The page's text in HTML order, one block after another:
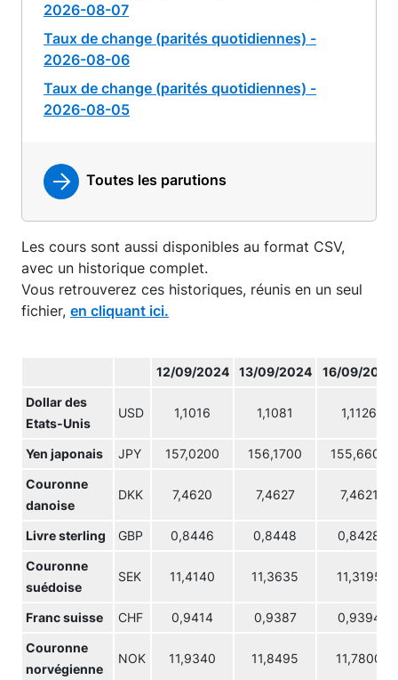
2026-08-07
Taux de change (parités quotidiennes) -
2026-08-06
Taux de change (parités quotidiennes) -
2026-08-05
Toutes les parutions
Les cours sont aussi disponibles au format CSV,
avec un historique complet.
Vous retrouverez ces historiques, réunis en un seul
fichier, en cliquant ici.
12/09/2024 13/09/2024 16/09/2024
Dollar des
Etats-Unis
USD 1,1016 1,1081 1,1126
Yen japonais JPY 157,0200 156,1700 155,6600
Couronne
danoise
DKK 7,4620 7,4627 7,4621
Livre sterling GBP 0,8446 0,8448 0,8428
Couronne
suédoise
SEK 11,4140 11,3635 11,3195
Franc suisse CHF 0,9414 0,9387 0,9394
Couronne
norvégienne
NOK 11,9340 11,8495 11,7800